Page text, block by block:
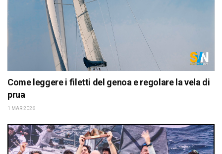
Come leggere i filetti del genoa e regolare la vela di
prua
1 MAR 2026